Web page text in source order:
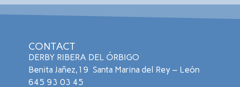
CONTACT
DERBY RIBERA DEL ÓRBIGO
Benita Jañez,19 Santa Marina del Rey – León
645 93 03 45